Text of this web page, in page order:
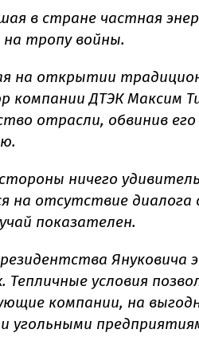
в стране частная
на тропу войны.
на открытии
компании ДТЭК Максим
отрасли, обвинив
ничего
на отсутствие диалога
показателен.
Януковича
Тепличные условия
компании, на
угольными